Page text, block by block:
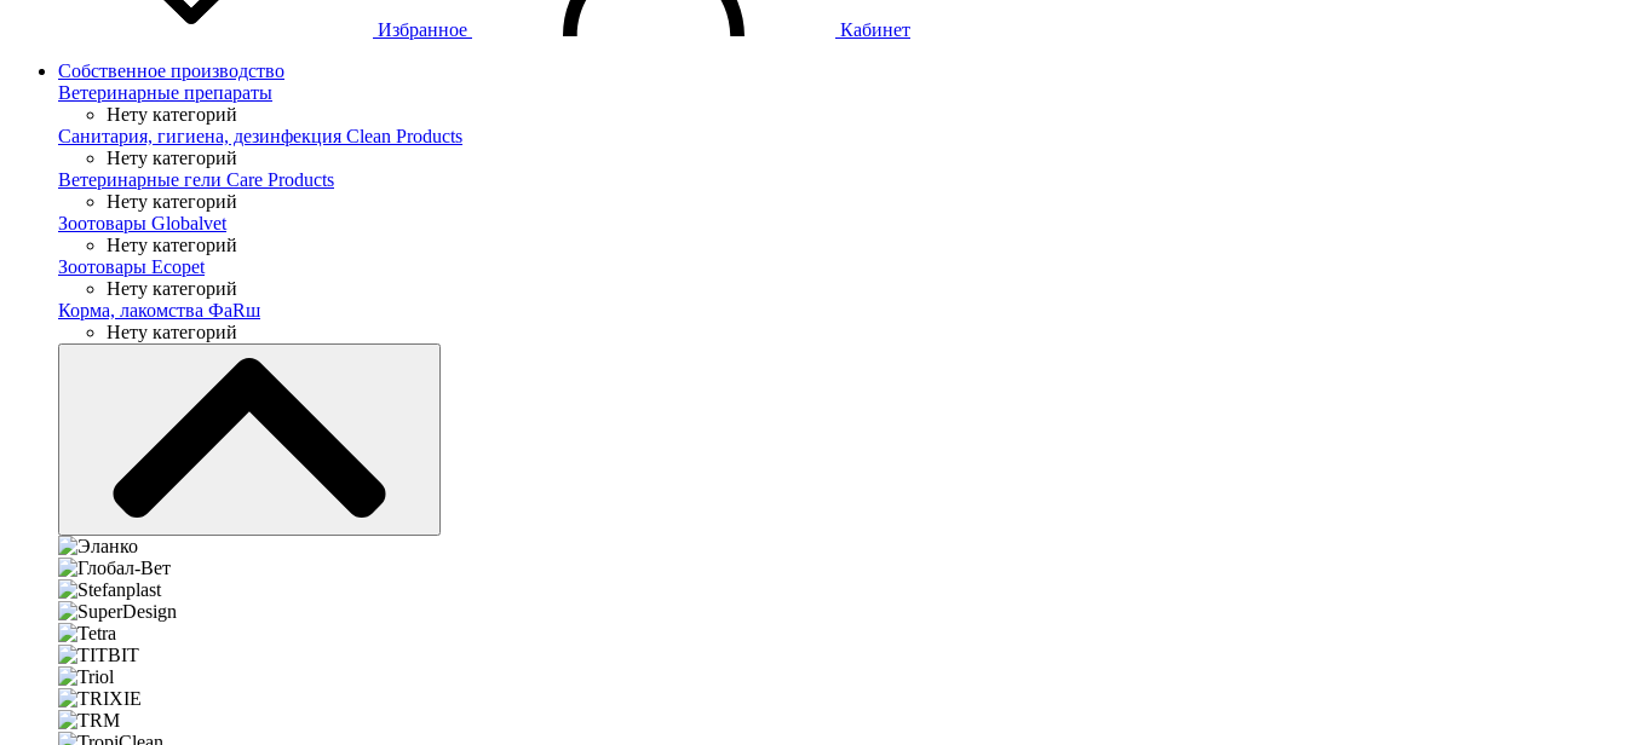
Избранное
Кабинет
Собственное производство
Ветеринарные препараты
Нету категорий
Санитария, гигиена, дезинфекция Clean Products
Нету категорий
Ветеринарные гели Care Products
Нету категорий
Зоотовары Globalvet
Нету категорий
Зоотовары Ecopet
Нету категорий
Корма, лакомства ФaRш
Нету категорий